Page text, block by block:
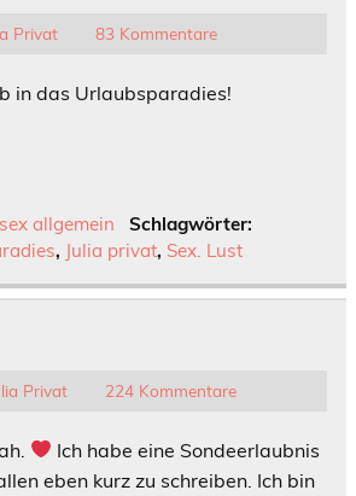
Privat 83 Kommentare
in das Urlaubsparadies!
allgemein
Schlagwörter:
, Julia privat, Sex. Lust
Privat 224 Kommentare
Ich habe eine Sondeerlaubnis
eben kurz zu schreiben. Ich bin